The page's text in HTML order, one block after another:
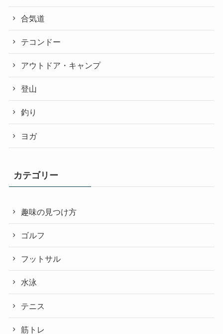
合気道
テコンドー
アウトドア・キャンプ
登山
釣り
ヨガ
カテゴリー
趣味の見つけ方
ゴルフ
フットサル
水泳
テニス
筋トレ